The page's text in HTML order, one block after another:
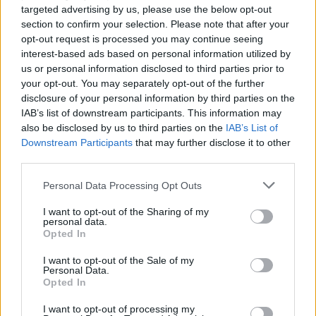
targeted advertising by us, please use the below opt-out
section to confirm your selection. Please note that after your
opt-out request is processed you may continue seeing
interest-based ads based on personal information utilized by
us or personal information disclosed to third parties prior to
your opt-out. You may separately opt-out of the further
disclosure of your personal information by third parties on the
IAB’s list of downstream participants. This information may
also be disclosed by us to third parties on the IAB’s List of
Downstream Participants that may further disclose it to other
Please note that this website/app uses one or more Google
not limited to your visit or usage behaviour. You may click to
grant or deny consent to Google and its third-party tags to
use your data for below specified purposes in below Google
consent section.
Personal Data Processing Opt Outs
I want to opt-out of the Sharing of my
personal data.
Opted In
I want to opt-out of the Sale of my
Personal Data.
Opted In
I want to opt-out of processing my
συμπεριλαμβανομένων κομματιών από τουςPatek
Philippe ,A. Lange & Sohne,Breguetκαι Blancpain. Το
2017, ο Πούτιν φέρεται να πούλησε σε δημοπρασία το
Patek Philippe 5208P του, το οποίο είναι διαθέσιμο μόνο
κατά παραγγελία σε VIP πελάτες, για1,2 εκατ. δολάρια